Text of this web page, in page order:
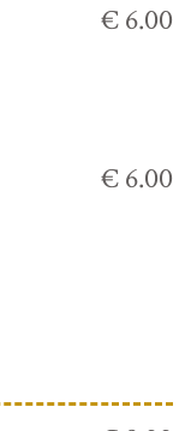
€ 6.00
€ 6.00